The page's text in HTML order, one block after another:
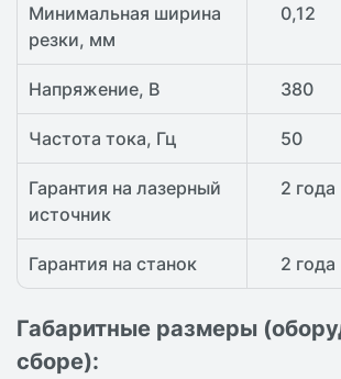
Минимальная ширина
резки, мм
0,12
Напряжение, В 380
Частота тока, Гц 50
Гарантия на лазерный
источник
2 года
Гарантия на станок 2 года
Габаритные размеры
сборе):